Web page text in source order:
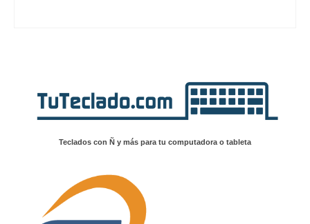
Teclados con Ñ y más para tu computadora o tableta